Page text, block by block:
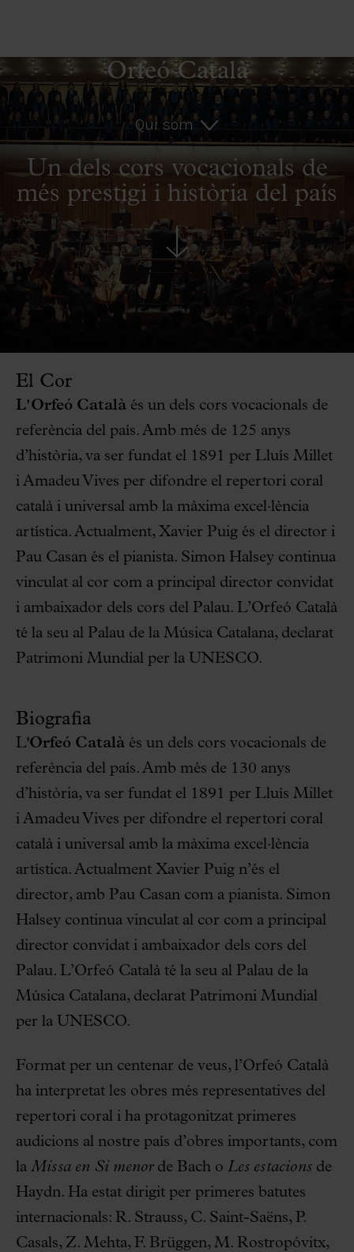
Orfeó Català
Qui som
Un dels cors vocacionals de
més prestigi i història del país
El Cor
L'Orfeó Català és un dels cors vocacionals de
referència del país. Amb més de 125 anys
d’història, va ser fundat el 1891 per Lluís Millet
i Amadeu Vives per difondre el repertori coral
català i universal amb la màxima excel·lència
artística. Actualment, Xavier Puig és el director i
Pau Casan és el pianista. Simon Halsey continua
vinculat al cor com a principal director convidat
i ambaixador dels cors del Palau. L’Orfeó Català
té la seu al Palau de la Música Catalana, declarat
Patrimoni Mundial per la UNESCO.
Biografia
L'Orfeó Català és un dels cors vocacionals de
referència del país. Amb més de 130 anys
d’història, va ser fundat el 1891 per Lluís Millet
i Amadeu Vives per difondre el repertori coral
català i universal amb la màxima excel·lència
artística. Actualment Xavier Puig n’és el
director, amb Pau Casan com a pianista. Simon
Halsey continua vinculat al cor com a principal
director convidat i ambaixador dels cors del
Palau. L’Orfeó Català té la seu al Palau de la
Música Catalana, declarat Patrimoni Mundial
per la UNESCO.
Format per un centenar de veus, l’Orfeó Català
ha interpretat les obres més representatives del
repertori coral i ha protagonitzat primeres
audicions al nostre país d’obres importants, com
la Missa en Si menorde Bach oLes estacions de
Haydn. Ha estat dirigit per primeres batutes
internacionals: R. Strauss, C. Saint-Saëns, P.
Casals, Z. Mehta, F. Brüggen, M. Rostropóvitx,